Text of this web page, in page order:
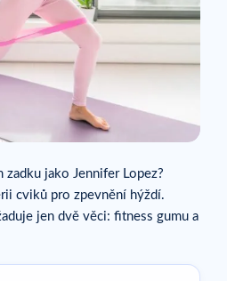
jako Jennifer Lopez?
cviků pro zpevnění hýždí.
jen dvě věci: fitness gumu a